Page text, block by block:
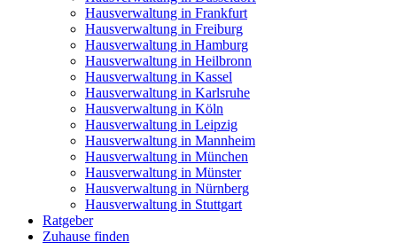
Hausverwaltung in Frankfurt
Hausverwaltung in Freiburg
Hausverwaltung in Hamburg
Hausverwaltung in Heilbronn
Hausverwaltung in Kassel
Hausverwaltung in Karlsruhe
Hausverwaltung in Köln
Hausverwaltung in Leipzig
Hausverwaltung in Mannheim
Hausverwaltung in München
Hausverwaltung in Münster
Hausverwaltung in Nürnberg
Hausverwaltung in Stuttgart
Ratgeber
Zuhause finden